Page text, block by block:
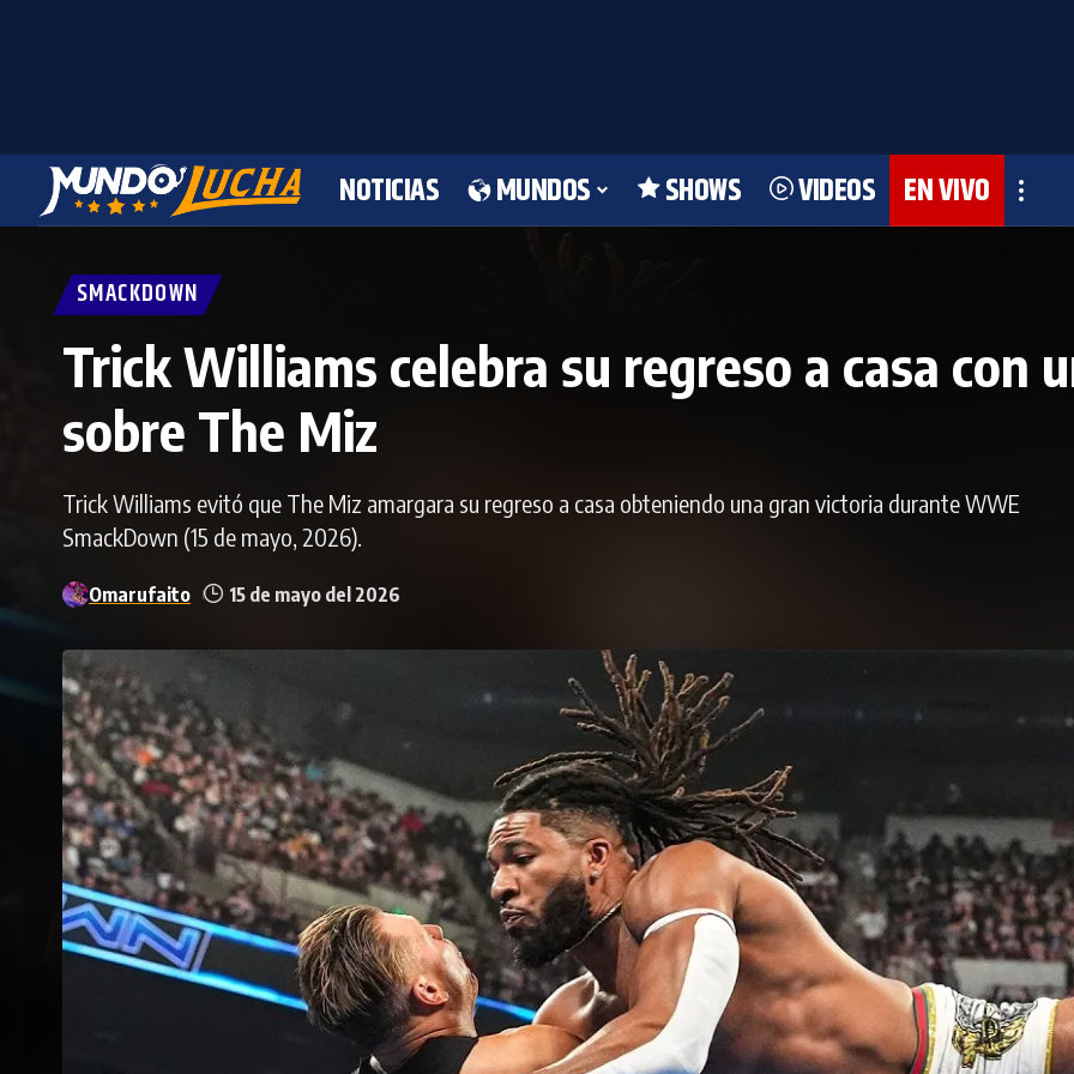
NOTICIAS MUNDOS SHOWS VIDEOS EN VIVO
SMACKDOWN
Trick Williams celebra su regreso a casa con
sobre The Miz
Trick Williams evitó que The Miz amargara su regreso a casa obteniendo una gran victoria durante WWE
SmackDown (15 de mayo, 2026).
Omarufaito 15 de mayo del 2026